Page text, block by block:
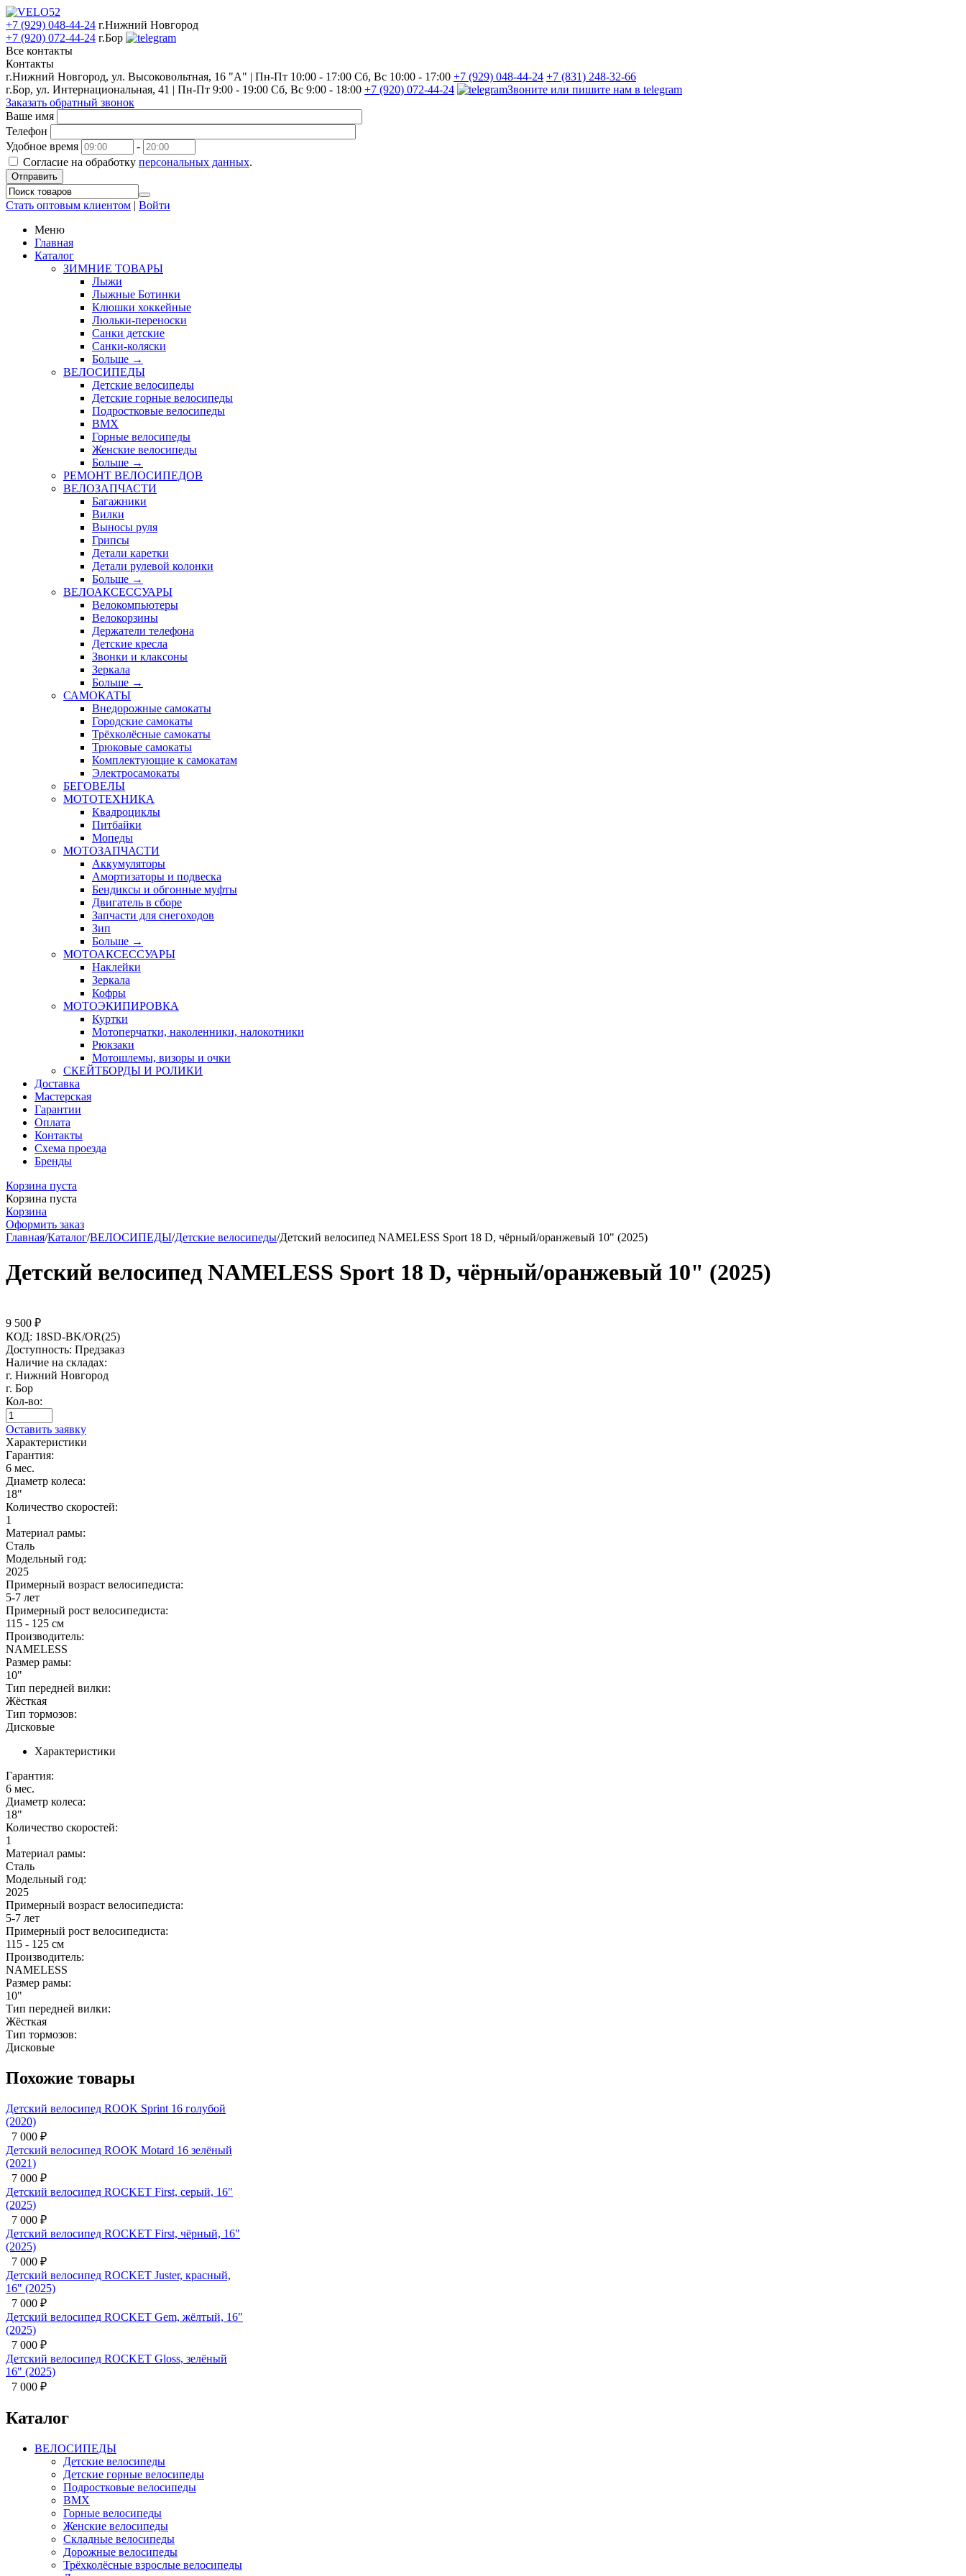
+7 (929) 048-44-24 г.Нижний Новгород
+7 (920) 072-44-24 г.Бор
Все контакты
Контакты
г.Нижний Новгород, ул. Высоковольтная, 16 "А" | Пн-Пт 10:00 - 17:00 Сб, Вс 10:00 - 17:00 +7 (929) 048-44-24 +7 (831) 248-32-66
г.Бор, ул. Интернациональная, 41 | Пн-Пт 9:00 - 19:00 Сб, Вс 9:00 - 18:00 +7 (920) 072-44-24
Звоните или пишите нам в telegram
Заказать обратный звонок
Ваше имя
Телефон
Удобное время
-
Согласие на обработку персональных данных.
Отправить
Стать оптовым клиентом | Войти
Меню
Главная
Каталог
ЗИМНИЕ ТОВАРЫ
Лыжи
Лыжные Ботинки
Клюшки хоккейные
Люльки-переноски
Санки детские
Санки-коляски
Больше →
ВЕЛОСИПЕДЫ
Детские велосипеды
Детские горные велосипеды
Подростковые велосипеды
BMX
Горные велосипеды
Женские велосипеды
Больше →
РЕМОНТ ВЕЛОСИПЕДОВ
ВЕЛОЗАПЧАСТИ
Багажники
Вилки
Выносы руля
Грипсы
Детали каретки
Детали рулевой колонки
Больше →
ВЕЛОАКСЕССУАРЫ
Велокомпьютеры
Велокорзины
Держатели телефона
Детские кресла
Звонки и клаксоны
Зеркала
Больше →
САМОКАТЫ
Внедорожные самокаты
Городские самокаты
Трёхколёсные самокаты
Трюковые самокаты
Комплектующие к самокатам
Электросамокаты
БЕГОВЕЛЫ
МОТОТЕХНИКА
Квадроциклы
Питбайки
Мопеды
МОТОЗАПЧАСТИ
Аккумуляторы
Амортизаторы и подвеска
Бендиксы и обгонные муфты
Двигатель в сборе
Запчасти для снегоходов
Зип
Больше →
МОТОАКСЕССУАРЫ
Наклейки
Зеркала
Кофры
МОТОЭКИПИРОВКА
Куртки
Мотоперчатки, наколенники, налокотники
Рюкзаки
Мотошлемы, визоры и очки
СКЕЙТБОРДЫ И РОЛИКИ
Доставка
Мастерская
Гарантии
Оплата
Контакты
Схема проезда
Бренды
Корзина пуста
Корзина пуста
Корзина
Оформить заказ
Главная/Каталог/ВЕЛОСИПЕДЫ/Детские велосипеды/Детский велосипед NAMELESS Sport 18 D, чёрный/оранжевый 10" (2025)
Детский велосипед NAMELESS Sport 18 D, чёрный/оранжевый 10" (2025)
9 500 ₽
КОД: 18SD-BK/OR(25)
Доступность: Предзаказ
Наличие на складах:
г. Нижний Новгород
г. Бор
Кол-во:
Оставить заявку
Характеристики
Гарантия:
6 мес.
Диаметр колеса:
18"
Количество скоростей:
1
Материал рамы:
Сталь
Модельный год:
2025
Примерный возраст велосипедиста:
5-7 лет
Примерный рост велосипедиста:
115 - 125 см
Производитель:
NAMELESS
Размер рамы:
10"
Тип передней вилки:
Жёсткая
Тип тормозов:
Дисковые
Характеристики
Гарантия:
6 мес.
Диаметр колеса:
18"
Количество скоростей:
1
Материал рамы:
Сталь
Модельный год:
2025
Примерный возраст велосипедиста:
5-7 лет
Примерный рост велосипедиста:
115 - 125 см
Производитель:
NAMELESS
Размер рамы:
10"
Тип передней вилки:
Жёсткая
Тип тормозов:
Дисковые
Похожие товары
Каталог
ВЕЛОСИПЕДЫ
Детские велосипеды
Детские горные велосипеды
Подростковые велосипеды
BMX
Горные велосипеды
Женские велосипеды
Складные велосипеды
Дорожные велосипеды
Трёхколёсные взрослые велосипеды